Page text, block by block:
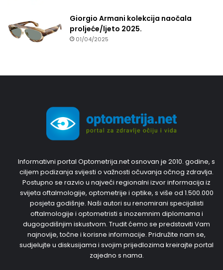
Giorgio Armani kolekcija naočala
proljeće/ljeto 2025.
01/04/2025
Informativni portal Optometrija.net osnovan je 2010. godine, s
ciljem podizanja svijesti o važnosti očuvanja očnog zdravlja.
Postupno se razvio u najveći regionalni izvor informacija iz
svijeta oftalmologije, optometrije i optike, s više od 1.500.000
posjeta godišnje. Naši autori su renomirani specijalisti
oftalmologije i optometristi s inozemnim diplomama i
dugogodišnjim iskustvom. Trudit ćemo se predstaviti Vam
najnovije, točne i korisne informacije. Pridružite nam se,
sudjelujte u diskusijama i svojim prijedlozima kreirajte portal
zajedno s nama.